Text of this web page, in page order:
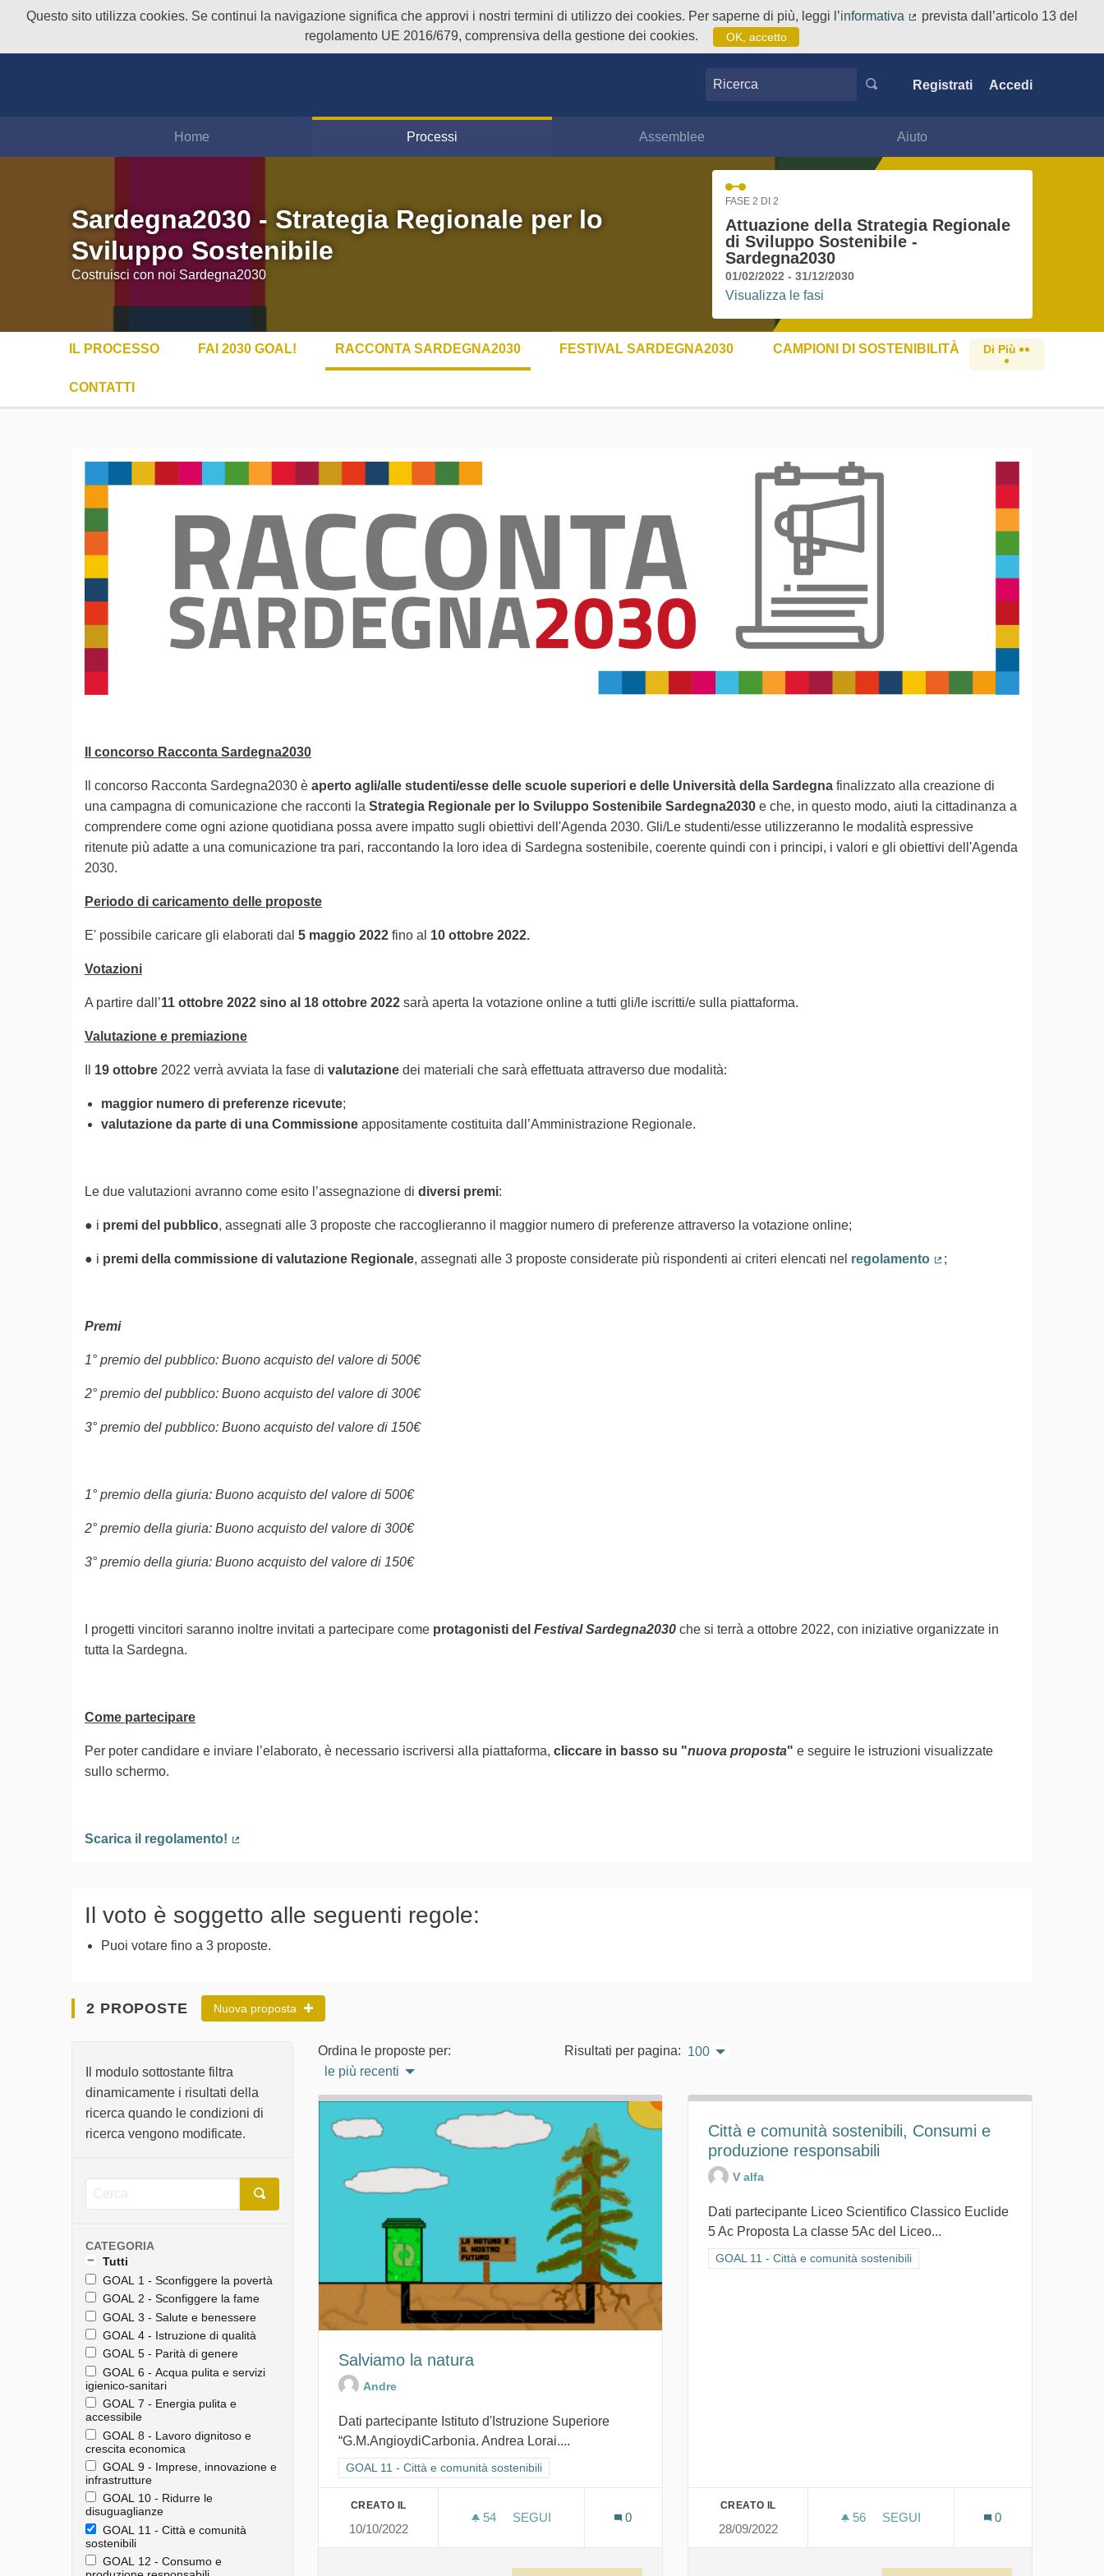
Questo sito utilizza cookies. Se continui la navigazione significa che approvi i nostri termini di utilizzo dei cookies. Per saperne di più, leggi l’informativa
prevista dall’articolo 13 del
regolamento UE 2016/679, comprensiva della gestione dei cookies.
OK, accetto
Ricerca Registrati Accedi
Home Processi Assemblee Aiuto
Sardegna2030 - Strategia Regionale per lo
Sviluppo Sostenibile
Costruisci con noi Sardegna2030
FASE 2 DI 2
Attuazione della Strategia Regionale
di Sviluppo Sostenibile -
Sardegna2030
01/02/2022 - 31/12/2030
Visualizza le fasi
IL PROCESSO FAI 2030 GOAL! RACCONTA SARDEGNA2030 FESTIVAL SARDEGNA2030 CAMPIONI DI SOSTENIBILITÀ
CONTATTI
Di Più
Il concorso Racconta Sardegna2030
Il concorso Racconta Sardegna2030 è aperto agli/alle studenti/esse delle scuole superiori e delle Università della Sardegna finalizzato alla creazione di
una campagna di comunicazione che racconti la Strategia Regionale per lo Sviluppo Sostenibile Sardegna2030 e che, in questo modo, aiuti la cittadinanza a
comprendere come ogni azione quotidiana possa avere impatto sugli obiettivi dell'Agenda 2030. Gli/Le studenti/esse utilizzeranno le modalità espressive
ritenute più adatte a una comunicazione tra pari, raccontando la loro idea di Sardegna sostenibile, coerente quindi con i principi, i valori e gli obiettivi dell'Agenda
2030.
Periodo di caricamento delle proposte
E' possibile caricare gli elaborati dal 5 maggio 2022 fino al 10 ottobre 2022.
Votazioni
A partire dall’11 ottobre 2022 sino al 18 ottobre 2022 sarà aperta la votazione online a tutti gli/le iscritti/e sulla piattaforma.
Valutazione e premiazione
19 ottobre 2022 verrà avviata la fase di valutazione dei materiali che sarà effettuata attraverso due modalità:
maggior numero di preferenze ricevute;
valutazione da parte di una Commissione appositamente costituita dall’Amministrazione Regionale.
Le due valutazioni avranno come esito l’assegnazione di diversi premi:
● i premi del pubblico, assegnati alle 3 proposte che raccoglieranno il maggior numero di preferenze attraverso la votazione online;
● i premi della commissione di valutazione Regionale, assegnati alle 3 proposte considerate più rispondenti ai criteri elencati nel regolamento
;
Premi
1° premio del pubblico: Buono acquisto del valore di 500€
2° premio del pubblico: Buono acquisto del valore di 300€
3° premio del pubblico: Buono acquisto del valore di 150€
1° premio della giuria: Buono acquisto del valore di 500€
2° premio della giuria: Buono acquisto del valore di 300€
3° premio della giuria: Buono acquisto del valore di 150€
I progetti vincitori saranno inoltre invitati a partecipare come protagonisti del Festival Sardegna2030 che si terrà a ottobre 2022, con iniziative organizzate in
tutta la Sardegna.
Come partecipare
Per poter candidare e inviare l’elaborato, è necessario iscriversi alla piattaforma, cliccare in basso su "nuova proposta" e seguire le istruzioni visualizzate
sullo schermo.
Scarica il regolamento!
Il voto è soggetto alle seguenti regole:
Puoi votare fino a 3 proposte.
2 PROPOSTE Nuova proposta
Il modulo sottostante filtra
dinamicamente i risultati della
ricerca quando le condizioni di
ricerca vengono modificate.
CATEGORIA
Tutti
GOAL 1 - Sconfiggere la povertà
GOAL 2 - Sconfiggere la fame
GOAL 3 - Salute e benessere
GOAL 4 - Istruzione di qualità
GOAL 5 - Parità di genere
GOAL 6 - Acqua pulita e servizi
igienico-sanitari
GOAL 7 - Energia pulita e
accessibile
GOAL 8 - Lavoro dignitoso e
crescita economica
GOAL 9 - Imprese, innovazione e
infrastrutture
GOAL 10 - Ridurre le
disuguaglianze
GOAL 11 - Città e comunità
sostenibili
GOAL 12 - Consumo e
Ordina le proposte per:
le più recenti
Risultati per pagina: 100
Salviamo la natura
Andre
Dati partecipante Istituto d'Istruzione Superiore
“G.M.AngioydiCarbonia. Andrea Lorai....
Filtra i risultati per categoria: GOAL 11 - Città e comunità sostenibili
GOAL 11 - Città e comunità sostenibili
CREATO IL
10/10/2022
54 54 SOSTENITORI
SEGUI
0
Città e comunità sostenibili, Consumi e
produzione responsabili
V alfa
Dati partecipante Liceo Scientifico Classico Euclide
5 Ac Proposta La classe 5Ac del Liceo...
Filtra i risultati per categoria: GOAL 11 - Città e comunità sostenibili
GOAL 11 - Città e comunità sostenibili
CREATO IL
28/09/2022
56 56 SOSTENITORI
SEGUI
0